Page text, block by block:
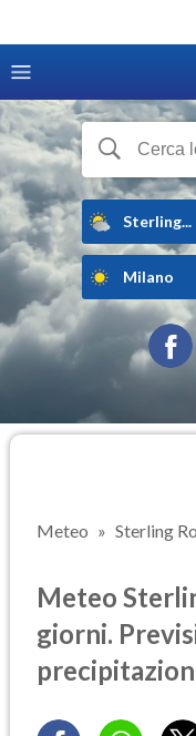
Sterling...
Milano
Meteo Sterling
Meteo
giorni.